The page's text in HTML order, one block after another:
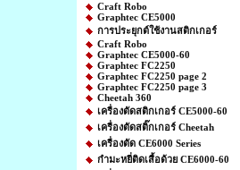
Craft Robo
Graphtec CE5000
การประยุกต์ใช้งานสติกเกอร์
Craft Robo
Graphtec CE5000-60
Graphtec FC2250
Graphtec FC2250 page 2
Graphtec FC2250 page 3
Cheetah 360
เครื่องตัดสติกเกอร์ CE5000-60
เครื่องตัดสติ๊กเกอร์ Cheetah
เครื่องตัด CE6000 Series
กำมะหยี่ติดเสื้อด้วย CE6000-60